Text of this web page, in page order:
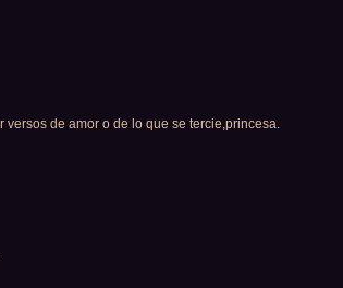
de amor o de lo que se tercie,princesa.